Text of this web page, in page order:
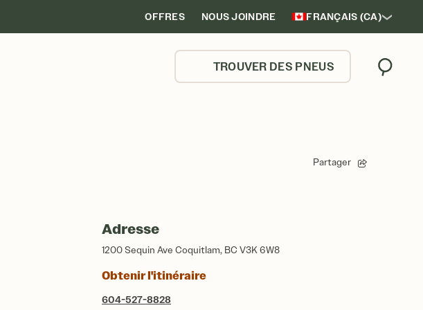
OFFRES NOUS JOINDRE FRANÇAIS (CA)
TROUVER DES PNEUS Trouver
Partager
Adresse
1200 Sequin Ave Coquitlam, BC V3K 6W8
Obtenir l'itinéraire
604-527-8828